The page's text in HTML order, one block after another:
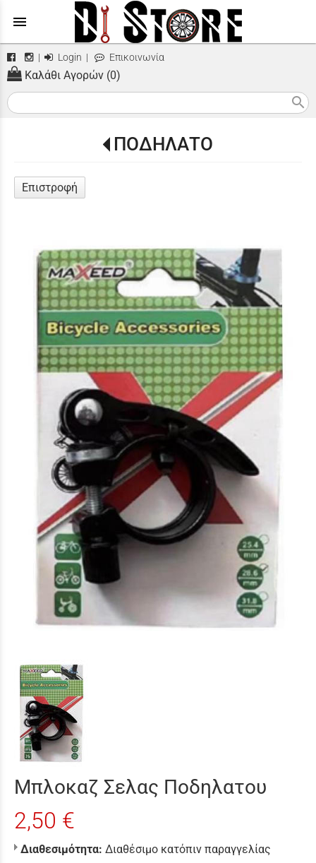
menu
| Login | Επικοινωνία
Καλάθι Αγορών (0)
search
ΠΟΔΗΛΑΤΟ
Επιστροφή
Μπλοκαζ Σελας Ποδηλατου
2,50 €
Διαθεσιμότητα: Διαθέσιμο κατόπιν παραγγελίας